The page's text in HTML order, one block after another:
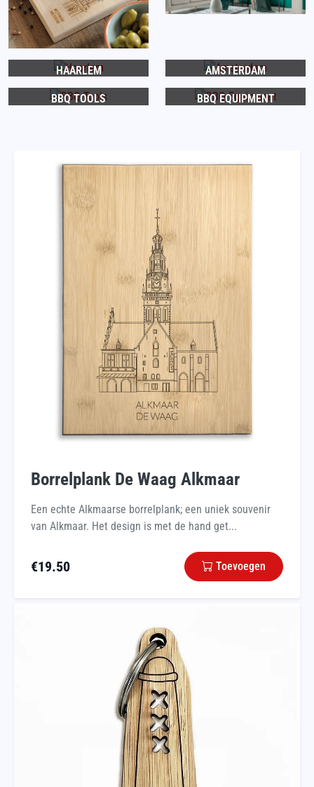
HAARLEM AMSTERDAM
BBQ TOOLS BBQ EQUIPMENT
Borrelplank De Waag Alkmaar
Een echte Alkmaarse borrelplank; een uniek souvenir
van Alkmaar. Het design is met de hand get...
€19.50 Toevoegen